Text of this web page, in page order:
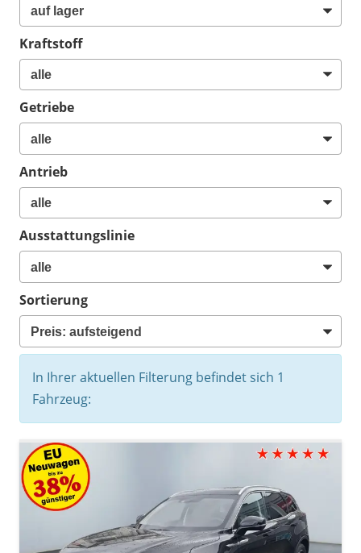
Kraftstoff
Getriebe
Antrieb
Ausstattungslinie
Sortierung
In Ihrer aktuellen Filterung befindet sich 1
Fahrzeug: